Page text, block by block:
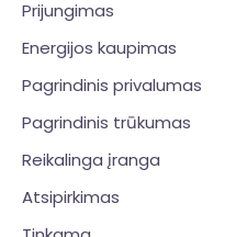
Prijungimas
Energijos kaupimas
Pagrindinis privalumas
Pagrindinis trūkumas
Reikalinga įranga
Atsipirkimas